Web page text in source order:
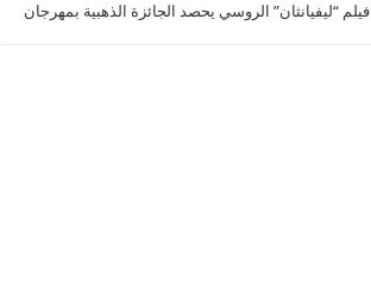
فيلم “ليفيانثان” الروسي يحصد الجائزة الذهبية بمهرجان